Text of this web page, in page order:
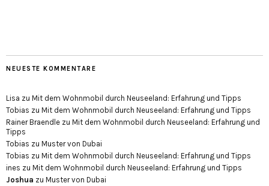
NEUESTE KOMMENTARE
Lisa zu Mit dem Wohnmobil durch Neuseeland: Erfahrung und Tipps
Tobias zu Mit dem Wohnmobil durch Neuseeland: Erfahrung und Tipps
Rainer Braendle zu Mit dem Wohnmobil durch Neuseeland: Erfahrung und
Tipps
Tobias zu Muster von Dubai
Tobias zu Mit dem Wohnmobil durch Neuseeland: Erfahrung und Tipps
ines zu Mit dem Wohnmobil durch Neuseeland: Erfahrung und Tipps
Joshua zu Muster von Dubai